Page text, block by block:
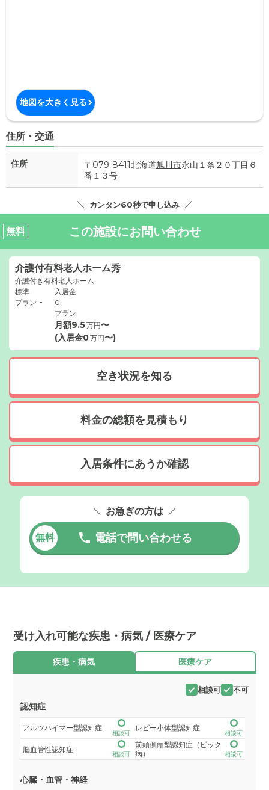
地図を大きく見る
住所・交通
住所 〒079-8411北海道旭川市永山１条２０丁目６
番１３号
カンタン60秒で申し込み
無料 この施設にお問い合わせ
介護付有料老人ホーム秀
介護付き有料老人ホーム
標準
プラン -
入居金
0
プラン
月額9.5万円〜
(入居金0万円〜)
空き状況を知る
料金の総額を見積もり
入居条件にあうか確認
お急ぎの方は
無料 電話で問い合わせる
受け入れ可能な疾患・病気 / 医療ケア
疾患・病気 医療ケア
相談可 不可
認知症
アルツハイマー型認知症
相談可
レビー小体型認知症
相談可
脳血管性認知症
相談可
前頭側頭型認知症（ピック
病）
相談可
心臓・血管・神経